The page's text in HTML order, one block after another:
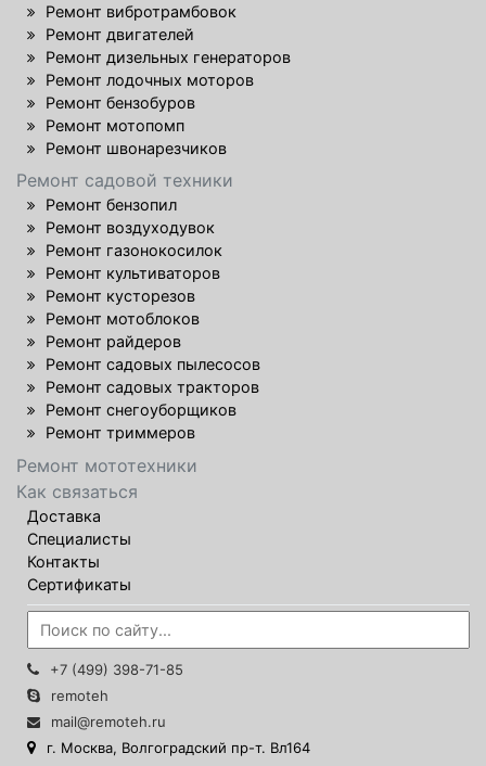
Ремонт вибротрамбовок
Ремонт двигателей
Ремонт дизельных генераторов
Ремонт лодочных моторов
Ремонт бензобуров
Ремонт мотопомп
Ремонт швонарезчиков
Ремонт садовой техники
Ремонт бензопил
Ремонт воздуходувок
Ремонт газонокосилок
Ремонт культиваторов
Ремонт кусторезов
Ремонт мотоблоков
Ремонт райдеров
Ремонт садовых пылесосов
Ремонт садовых тракторов
Ремонт снегоуборщиков
Ремонт триммеров
Ремонт мототехники
Как связаться
Доставка
Специалисты
Контакты
Сертификаты
+7 (499) 398-71-85
remoteh
mail@remoteh.ru
г. Москва, Волгоградский пр-т. Вл164